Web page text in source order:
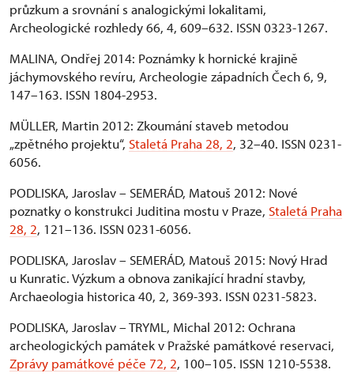
průzkum a srovnání s analogickými lokalitami,
Archeologické rozhledy 66, 4, 609–632. ISSN 0323-1267.
MALINA, Ondřej 2014: Poznámky k hornické krajině
jáchymovského revíru, Archeologie západních Čech 6, 9,
147–163. ISSN 1804-2953.
MÜLLER, Martin 2012: Zkoumání staveb metodou
„zpětného projektu“, Staletá Praha 28, 2, 32–40. ISSN 0231-
6056.
PODLISKA, Jaroslav – SEMERÁD, Matouš 2012: Nové
poznatky o konstrukci Juditina mostu v Praze, Staletá Praha
28, 2, 121–136. ISSN 0231-6056.
PODLISKA, Jaroslav – SEMERÁD, Matouš 2015: Nový Hrad
u Kunratic. Výzkum a obnova zanikající hradní stavby,
Archaeologia historica 40, 2, 369-393. ISSN 0231-5823.
PODLISKA, Jaroslav – TRYML, Michal 2012: Ochrana
archeologických památek v Pražské památkové reservaci,
Zprávy památkové péče 72, 2, 100–105. ISSN 1210-5538.